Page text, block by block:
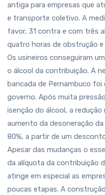
antiga para empresas que
e transporte coletivo. A
favor, 31 contra e com três
quatro horas de obstrução e
Os usineiros conseguiram
o álcool da contribuição. A
bancada de Pernambuco
governo. Após muita
isenção do álcool, a
aumento da desoneração
80%, a partir de um
Apesar das mudanças o
da alíquota da contribuição
atinge em especial as
poucas etapas. A